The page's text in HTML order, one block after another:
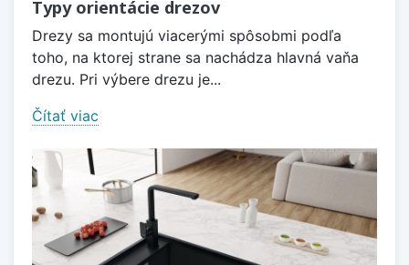
Typy orientácie drezov
Drezy sa montujú viacerými spôsobmi podľa
toho, na ktorej strane sa nachádza hlavná vaňa
drezu. Pri výbere drezu je...
Čítať viac